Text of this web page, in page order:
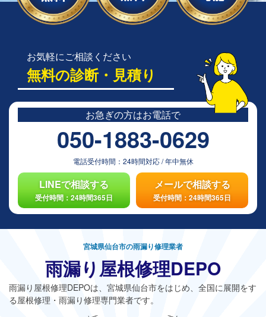
お気軽にご相談ください
無料の診断・見積り
お急ぎの方はお電話で
050-1883-0629
電話受付時間： 24時間対応/年中無休
LINEで相談する
受付時間：24時間365日
メールで相談する
受付時間：24時間365日
宮城県仙台市の雨漏り修理業者
雨漏り屋根修理DEPO
雨漏り屋根修理DEPOは、宮城県仙台市をはじめ、全国に展開をす
る屋根修理・雨漏り修理専門業者です。